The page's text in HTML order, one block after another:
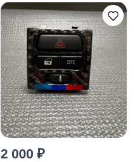
2 000 ₽